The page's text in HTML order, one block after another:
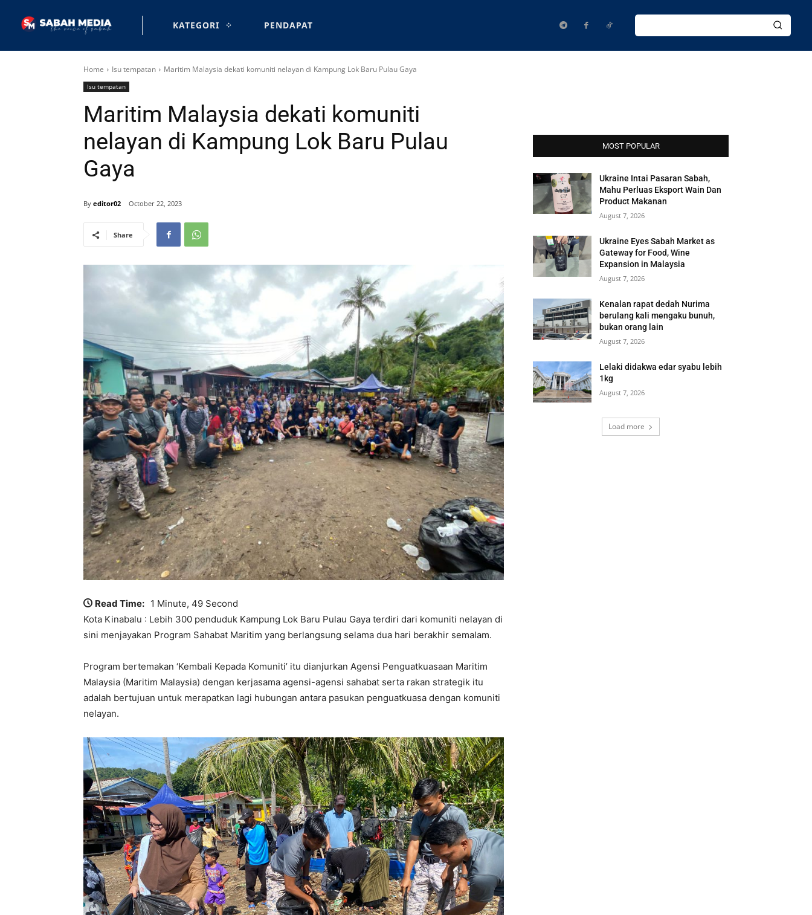
KATEGORI PENDAPAT
Home Isu tempatan Maritim Malaysia dekati komuniti nelayan di Kampung Lok Baru Pulau Gaya
Isu tempatan
Maritim Malaysia dekati komuniti
nelayan di Kampung Lok Baru Pulau
Gaya
By editor02 October 22, 2023
Share
Read Time: 1 Minute, 49 Second
Kota Kinabalu : Lebih 300 penduduk Kampung Lok Baru Pulau Gaya terdiri dari komuniti nelayan di
sini menjayakan Program Sahabat Maritim yang berlangsung selama dua hari berakhir semalam.
Program bertemakan ‘Kembali Kepada Komuniti’ itu dianjurkan Agensi Penguatkuasaan Maritim
Malaysia (Maritim Malaysia) dengan kerjasama agensi-agensi sahabat serta rakan strategik itu
adalah bertujuan untuk merapatkan lagi hubungan antara pasukan penguatkuasa dengan komuniti
nelayan.
MOST POPULAR
Ukraine Intai Pasaran Sabah,
Mahu Perluas Eksport Wain Dan
Product Makanan
August 7, 2026
Ukraine Eyes Sabah Market as
Gateway for Food, Wine
Expansion in Malaysia
August 7, 2026
Kenalan rapat dedah Nurima
berulang kali mengaku bunuh,
bukan orang lain
August 7, 2026
Lelaki didakwa edar syabu lebih
1kg
August 7, 2026
Load more